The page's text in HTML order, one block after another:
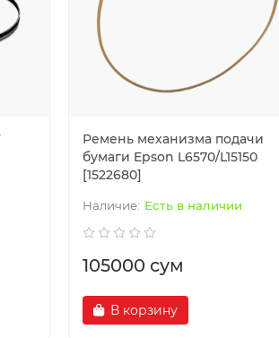
Ремень механизма подачи
бумаги Epson L6570/L15150
[1522680]
Есть в наличии
105000 сум
В корзину